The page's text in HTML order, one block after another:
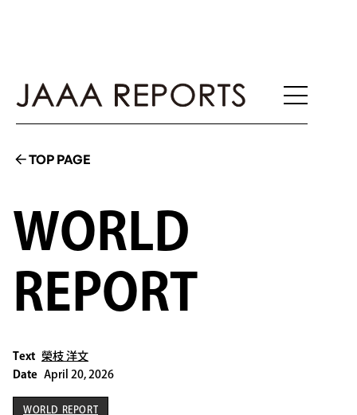
TOP PAGE
WORLD
REPORT
Text 榮枝 洋文
Date April 20, 2026
WORLD REPORT